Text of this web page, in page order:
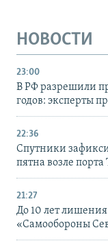
НОВОСТИ
23:00
В РФ разрешили
годов: эксперты
22:36
Спутники
пятна возле
21:27
До 10 лет
«Самообороны